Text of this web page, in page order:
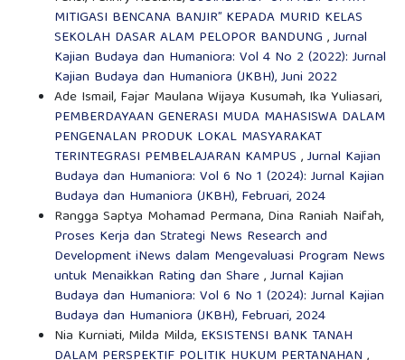
MITIGASI BENCANA BANJIR” KEPADA MURID KELAS
SEKOLAH DASAR ALAM PELOPOR BANDUNG ,Jurnal
Kajian Budaya dan Humaniora: Vol 4 No 2 (2022): Jurnal
Kajian Budaya dan Humaniora (JKBH), Juni 2022
Ade Ismail, Fajar Maulana Wijaya Kusumah, Ika Yuliasari,
PEMBERDAYAAN GENERASI MUDA MAHASISWA DALAM
PENGENALAN PRODUK LOKAL MASYARAKAT
TERINTEGRASI PEMBELAJARAN KAMPUS ,Jurnal Kajian
Budaya dan Humaniora: Vol 6 No 1 (2024): Jurnal Kajian
Budaya dan Humaniora (JKBH), Februari, 2024
Rangga Saptya Mohamad Permana, Dina Raniah Naifah,
Proses Kerja dan Strategi News Research and
Development iNews dalam Mengevaluasi Program News
untuk Menaikkan Rating dan Share,Jurnal Kajian
Budaya dan Humaniora: Vol 6 No 1 (2024): Jurnal Kajian
Budaya dan Humaniora (JKBH), Februari, 2024
Nia Kurniati, Milda Milda, EKSISTENSI BANK TANAH